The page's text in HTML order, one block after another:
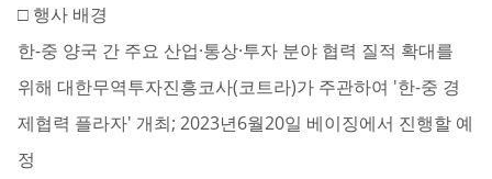
□ 행사 배경
한-중 양국 간 주요 산업·통상·투자 분야 협력 질적 확대를
위해 대한무역투자진흥코사(코트라)가 주관하여 '한-중 경
제협력 플라자' 개최; 2023년6월20일 베이징에서 진행할 예
정